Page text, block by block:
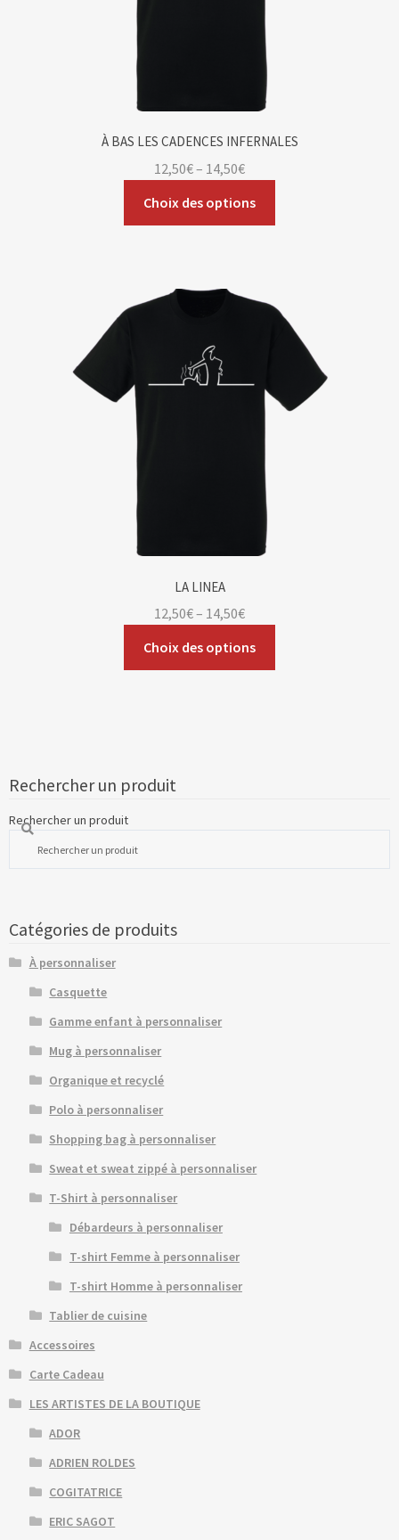
À BAS LES CADENCES INFERNALES
12,50€– 14,50€
Choix des options
LA LINEA
12,50€– 14,50€
Choix des options
Rechercher un produit
Rechercher un produit
Catégories de produits
À personnaliser
Casquette
Gamme enfant à personnaliser
Mug à personnaliser
Organique et recyclé
Polo à personnaliser
Shopping bag à personnaliser
Sweat et sweat zippé à personnaliser
T-Shirt à personnaliser
Débardeurs à personnaliser
T-shirt Femme à personnaliser
T-shirt Homme à personnaliser
Tablier de cuisine
Accessoires
Carte Cadeau
LES ARTISTES DE LA BOUTIQUE
ADOR
ADRIEN ROLDES
COGITATRICE
ERIC SAGOT